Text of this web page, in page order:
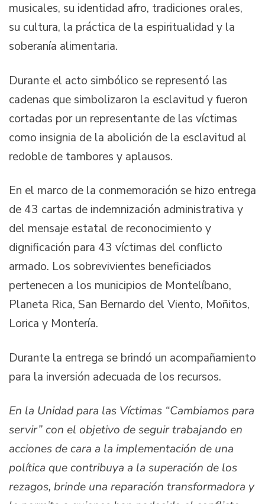
musicales, su identidad afro, tradiciones orales,
su cultura, la práctica de la espiritualidad y la
soberanía alimentaria.
Durante el acto simbólico se representó las
cadenas que simbolizaron la esclavitud y fueron
cortadas por un representante de las víctimas
como insignia de la abolición de la esclavitud al
redoble de tambores y aplausos.
En el marco de la conmemoración se hizo entrega
de 43 cartas de indemnización administrativa y
del mensaje estatal de reconocimiento y
dignificación para 43 víctimas del conflicto
armado. Los sobrevivientes beneficiados
pertenecen a los municipios de Montelíbano,
Planeta Rica, San Bernardo del Viento, Moñitos,
Lorica y Montería.
Durante la entrega se brindó un acompañamiento
para la inversión adecuada de los recursos.
En la Unidad para las Víctimas “Cambiamos para
servir” con el objetivo de seguir trabajando en
acciones de cara a la implementación de una
política que contribuya a la superación de los
rezagos, brinde una reparación transformadora y